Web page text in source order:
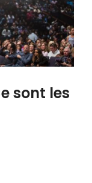
sont les